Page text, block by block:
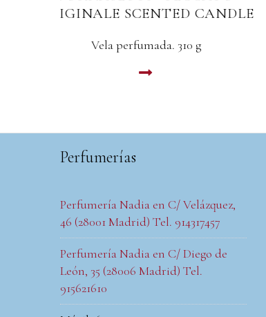
LEER MAS
Perfumerías
Perfumería Nadia en C/ Velázquez,
46 (28001 Madrid) Tel. 914317457
Perfumería Nadia en C/ Diego de
León, 35 (28006 Madrid) Tel.
915621610